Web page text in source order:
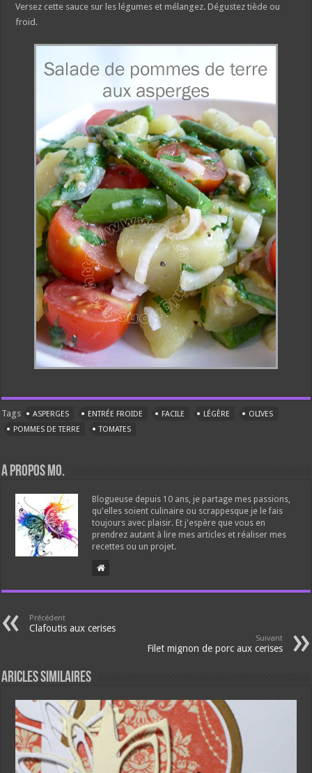
Versez cette sauce sur les légumes et mélangez. Dégustez tiède ou
froid.
Tags ASPERGES ENTRÉE FROIDE FACILE LÉGÈRE
OLIVES
POMMES DE TERRE
TOMATES
A propos Mo.
Blogueuse depuis 10 ans, je partage mes passions,
qu'elles soient culinaire ou scrappesque je le fais
toujours avec plaisir. Et j'espère que vous en
prendrez autant à lire mes articles et réaliser mes
recettes ou un projet.
Précédent
Clafoutis aux cerises
Suivant
Filet mignon de porc aux cerises
Aricles similaires